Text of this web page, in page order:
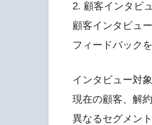
2. 顧客インタビ
顧客インタビュ
フィードバック
インタビュー対
現在の顧客、解
異なるセグメン